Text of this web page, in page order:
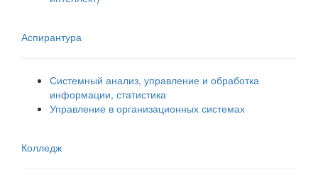
Аспирантура
Системный анализ, управление и обработка
информации, статистика
Управление в организационных системах
Колледж